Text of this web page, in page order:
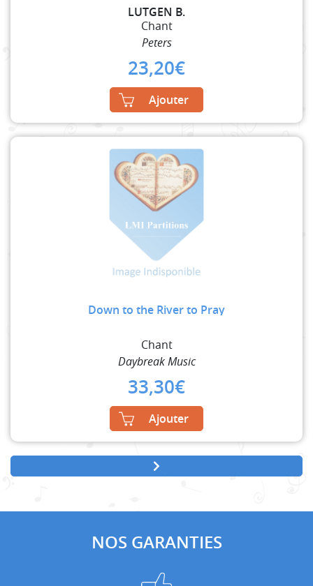
LUTGEN B.
Chant
Peters
23,20€
Ajouter
Down to the River to Pray
Chant
Daybreak Music
33,30€
Ajouter
NOS GARANTIES